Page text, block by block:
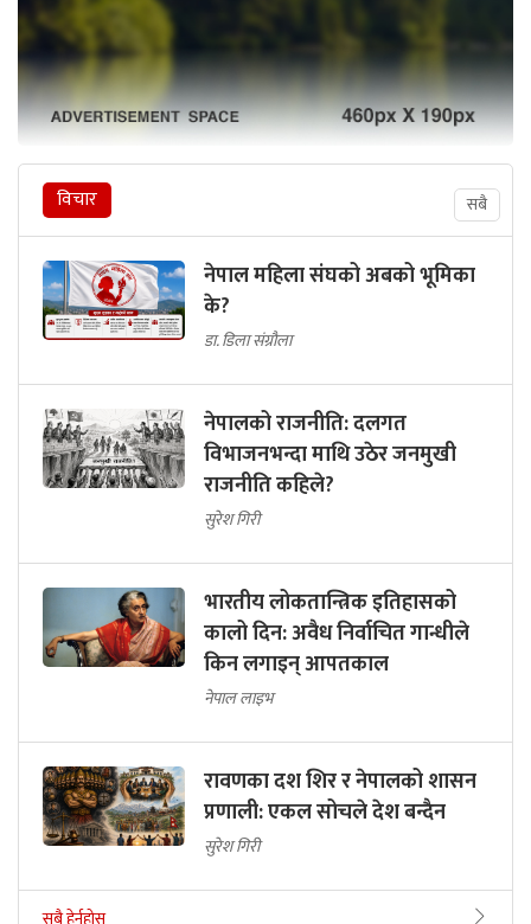
विचार सबै
नेपाल महिला संघको अबको भूमिका
के?
डा. डिला संग्रौला
नेपालको राजनीति: दलगत
विभाजनभन्दा माथि उठेर जनमुखी
राजनीति कहिले?
सुरेश गिरी
भारतीय लोकतान्त्रिक इतिहासको
कालो दिन: अवैध निर्वाचित गान्धीले
किन लगाइन् आपतकाल
नेपाल लाइभ
रावणका दश शिर र नेपालको शासन
प्रणाली: एकल सोचले देश बन्दैन
सुरेश गिरी
सबै हेर्नुहोस